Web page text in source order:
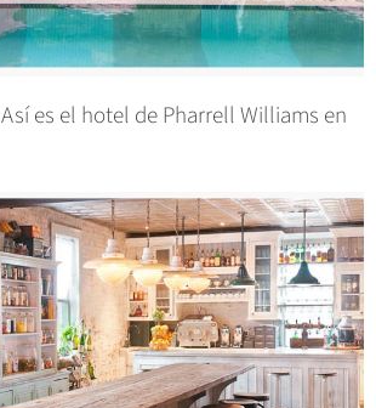
Así es el hotel de Pharrell Williams en